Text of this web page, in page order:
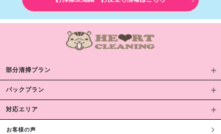
部分清掃プラン
パックプラン
対応エリア
お客様の声